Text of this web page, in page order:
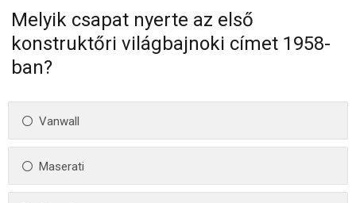
Melyik csapat nyerte az első
konstruktőri világbajnoki címet 1958-
ban?
Vanwall
Maserati